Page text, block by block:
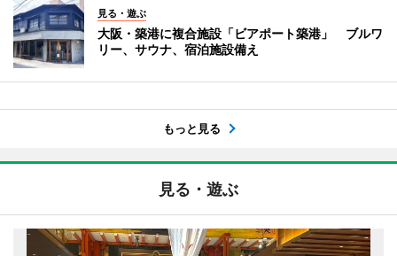
見る・遊ぶ
大阪・築港に複合施設「ビアポート築港」 ブルワ
リー、サウナ、宿泊施設備え
もっと見る
見る・遊ぶ